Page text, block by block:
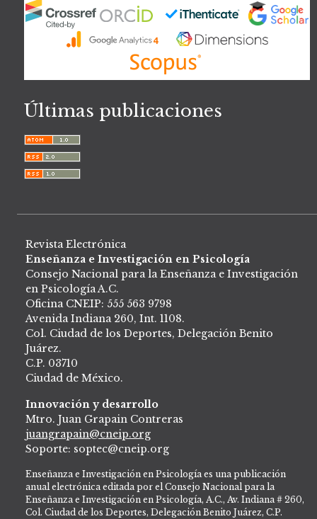
Últimas publicaciones
Revista Electrónica
Enseñanza e Investigación en Psicología
Consejo Nacional para la Enseñanza e Investigación
en Psicología A.C.
Oficina CNEIP: 555 563 9798
Avenida Indiana 260, Int. 1108.
Col. Ciudad de los Deportes, Delegación Benito
Juárez.
C.P. 03710
Ciudad de México.
Innovación y desarrollo
Mtro. Juan Grapain Contreras
juangrapain@cneip.org
Soporte: soptec@cneip.org
Enseñanza e Investigación en Psicología es una publicación
anual electrónica editada por el Consejo Nacional para la
Enseñanza e Investigación en Psicología, A.C., Av. Indiana # 260,
Col. Ciudad de los Deportes, Delegación Benito Juárez, C.P.